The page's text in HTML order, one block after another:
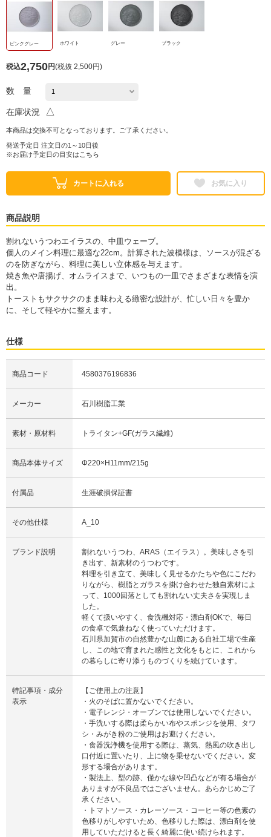
ピンクグレー ホワイト グレー ブラック
税込2,750円(税抜 2,500円)
数 量
在庫状況 △
本商品は交換不可となっております。ご了承ください。
発送予定日 注文日の1～10日後
※お届け予定日の目安は こちら
カートに入れる お気に入り
商品説明
割れないうつわエイラスの、中皿ウェーブ。
個人のメイン料理に最適な22cm。計算された波模様は、ソースが混ざる
のを防ぎながら、料理に美しい立体感を与えます。
焼き魚や唐揚げ、オムライスまで、いつもの一皿でさまざまな表情を演
出。
トーストもサクサクのまま味わえる緻密な設計が、忙しい日々を豊か
に、そして軽やかに整えます。
仕様
商品コード 4580376196836
メーカー 石川樹脂工業
素材・原材料 トライタン+GF(ガラス繊維)
商品本体サイズ Φ220×H11mm/215g
付属品 生涯破損保証書
その他仕様 A_10
ブランド説明
割れないうつわ、ARAS（エイラス）。美味しさを引
き出す、新素材のうつわです。
料理を引き立て、美味しく見せるかたちや色にこだわ
りながら、樹脂とガラスを掛け合わせた独自素材によ
って、1000回落としても割れない丈夫さを実現しま
した。
軽くて扱いやすく、食洗機対応・漂白剤OKで、毎日
の食卓で気兼ねなく使っていただけます。
石川県加賀市の自然豊かな山麓にある自社工場で生産
し、この地で育まれた感性と文化をもとに、これから
の暮らしに寄り添うものづくりを続けています。
特記事項・成分
表示
【ご使用上の注意】
・火のそばに置かないでください。
・電子レンジ・オーブンでは使用しないでください。
・手洗いする際は柔らかい布やスポンジを使用、タワ
シ・みがき粉のご使用はお避けください。
・食器洗浄機を使用する際は、蒸気、熱風の吹き出し
口付近に置いたり、上に物を乗せないでください。変
形する場合があります。
・製法上、型の跡、僅かな線や凹凸などが有る場合が
ありますが不良品ではございません。あらかじめご了
承ください。
・トマトソース・カレーソース・コーヒー等の色素の
色移りがしやすいため、色移りした際は、漂白剤を使
用していただけると長く綺麗に使い続けられます。